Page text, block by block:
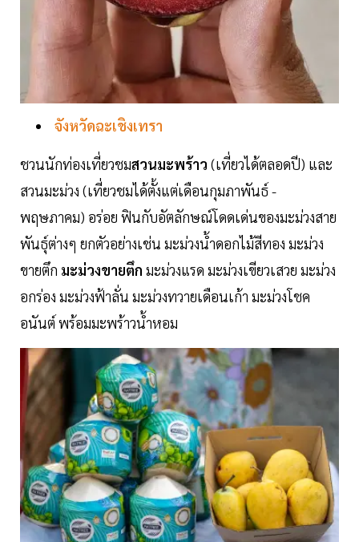
จังหวัดฉะเชิงเทรา
ชวนนักท่องเที่ยวชมสวนมะพร้าว (เที่ยวได้ตลอดปี) และ
สวนมะม่วง (เที่ยวชมได้ตั้งแต่เดือนกุมภาพันธ์ -
พฤษภาคม) อร่อย ฟินกับอัตลักษณ์โดดเด่นของมะม่วงสาย
พันธุ์ต่างๆ ยกตัวอย่างเช่น มะม่วงน้ำดอกไม้สีทอง มะม่วง
ขายตึก มะม่วงขายตึก มะม่วงแรด มะม่วงเขียวเสวย มะม่วง
อกร่อง มะม่วงฟ้าลั่น มะม่วงทวายเดือนเก้า มะม่วงโชค
อนันต์ พร้อมมะพร้าวน้ำหอม